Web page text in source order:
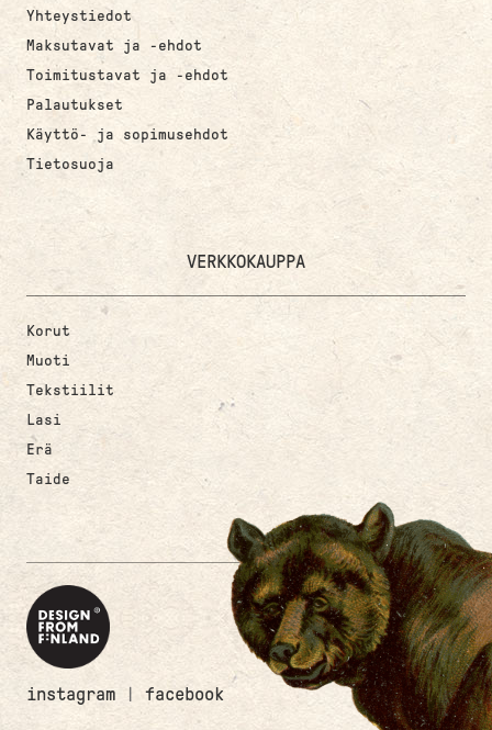
Yhteystiedot
Maksutavat ja -ehdot
Toimitustavat ja -ehdot
Palautukset
Käyttö- ja sopimusehdot
Tietosuoja
VERKKOKAUPPA
Korut
Muoti
Tekstiilit
Lasi
Erä
Taide
instagram |facebook